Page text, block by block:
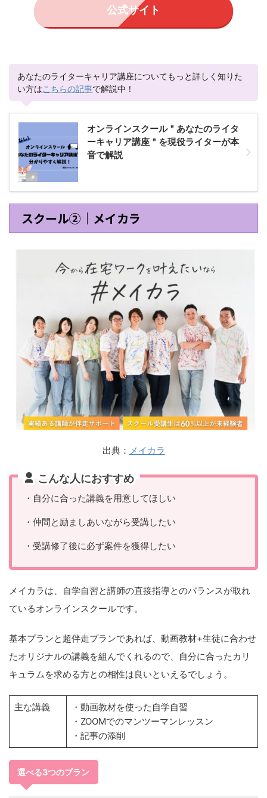
公式サイト
あなたのライターキャリア講座についてもっと詳しく知りた
い方はこちらの記事で解説中！
オンラインスクール＂あなたのライタ
ーキャリア講座＂を現役ライターが本
音で解説
スクール②｜メイカラ
出典： メイカラ
こんな人におすすめ
・自分に合った講義を用意してほしい
・仲間と励ましあいながら受講したい
・受講修了後に必ず案件を獲得したい
メイカラは、自学自習と講師の直接指導とのバランスが取れ
ているオンラインスクールです。
基本プランと超伴走プランであれば、動画教材+生徒に合わせ
たオリジナルの講義を組んでくれるので、自分に合ったカリ
キュラムを求める方との相性は良いといえるでしょう。
主な講義
・動画教材を使った自学自習
・ZOOMでのマンツーマンレッスン
・記事の添削
選べる3つのプラン